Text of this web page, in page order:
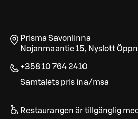
Prisma Savonlinna
Nojanmaantie 15, Nyslott
+358 10 764 2410
Samtalets pris ina/msa
Restaurangen är tillgänglig